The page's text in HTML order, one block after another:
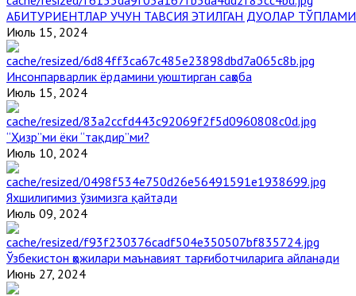
АБИТУРИЕНТЛАР УЧУН ТАВСИЯ ЭТИЛГАН ДУОЛАР ТЎПЛАМИ
Июль 15, 2024
Инсонпарварлик ёрдамини уюштирган саҳоба
Июль 15, 2024
“Ҳизр”ми ёки “тақдир”ми?
Июль 10, 2024
Яхшилигимиз ўзимизга қайтади
Июль 09, 2024
Ўзбекистон ҳожилари маънавият тарғиботчиларига айланади
Июнь 27, 2024